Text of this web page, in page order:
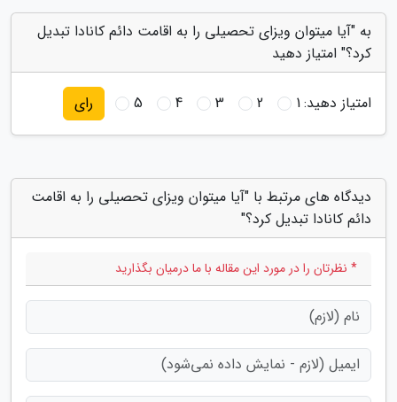
به "آیا میتوان ویزای تحصیلی را به اقامت دائم کانادا تبدیل
کرد؟" امتیاز دهید
امتیاز دهید:1
2
3
4
5 رای
دیدگاه های مرتبط با "آیا میتوان ویزای تحصیلی را به اقامت
دائم کانادا تبدیل کرد؟"
* نظرتان را در مورد این مقاله با ما درمیان بگذارید